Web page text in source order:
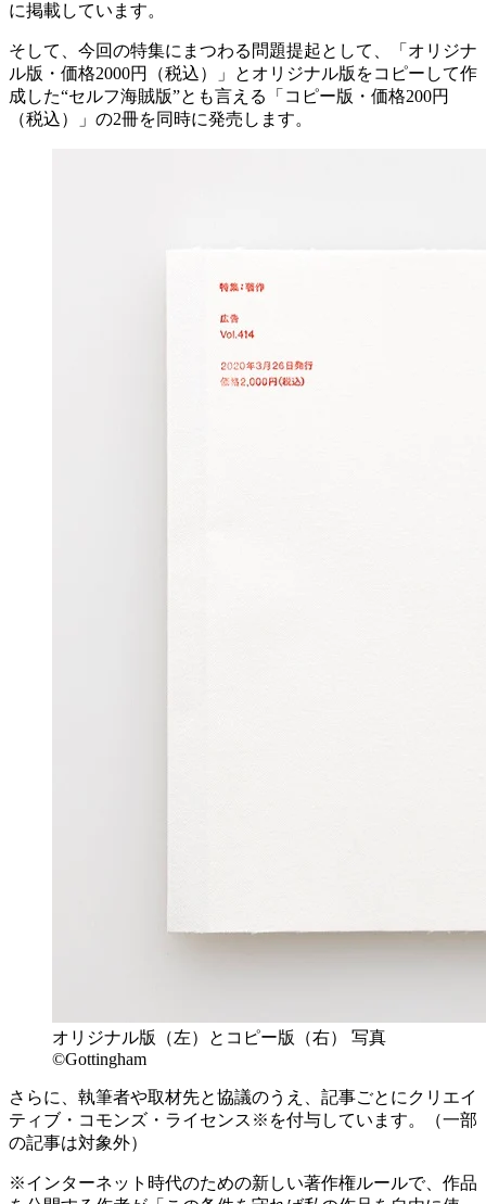
に掲載しています。
そして、今回の特集にまつわる問題提起として、「オリジナ
ル版・価格2000円（税込）」とオリジナル版をコピーして作
成した“セルフ海賊版”とも言える「コピー版・価格200円
（税込）」の2冊を同時に発売します。
オリジナル版（左）とコピー版（右） 写真
©Gottingham
さらに、執筆者や取材先と協議のうえ、記事ごとにクリエイ
ティブ・コモンズ・ライセンス※を付与しています。（一部
の記事は対象外）
※インターネット時代のための新しい著作権ルールで、作品